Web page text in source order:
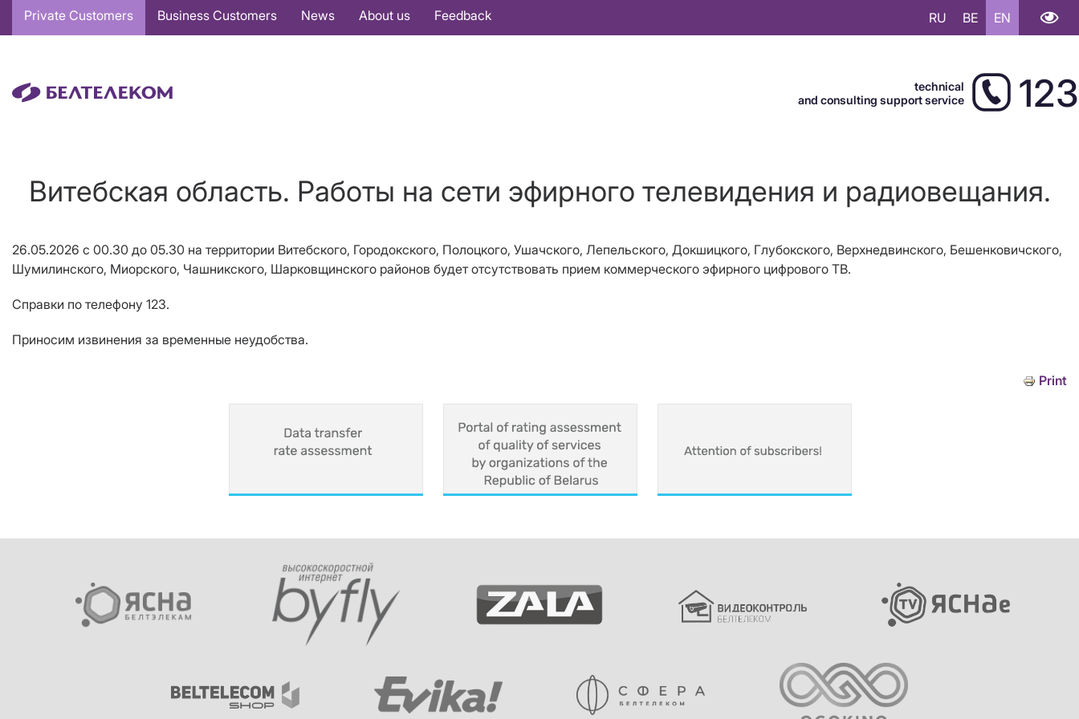
Основная
навигация
Private Customers Business Customers News About us Feedback RU BE EN
technical
and consulting support service
123
Витебская область. Работы на сети эфирного телевидения и радиовещания.
26.05.2026 с 00.30 до 05.30 на территории Витебского, Городокского, Полоцкого, Ушачского, Лепельского, Докшицкого, Глубокского, Верхнедвинского, Бешенковичского,
Шумилинского, Миорского, Чашникского, Шарковщинского районов будет отсутствовать прием коммерческого эфирного цифрового ТВ.
Справки по телефону 123.
Приносим извинения за временные неудобства.
Print